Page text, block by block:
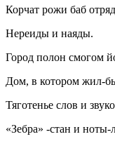
Корчат рожи баб
Нереиды и наяды.
Город полон смогом
Дом, в котором жил-
Тяготенье слов и
«Зебра» -стан и